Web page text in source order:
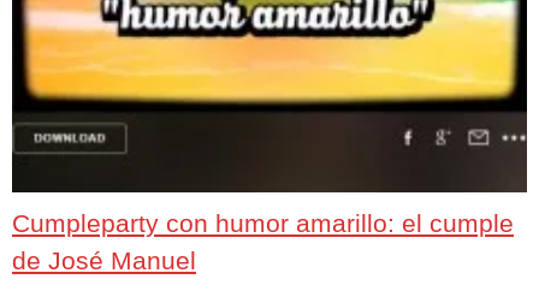
Cumpleparty con humor amarillo: el cumple
de José Manuel